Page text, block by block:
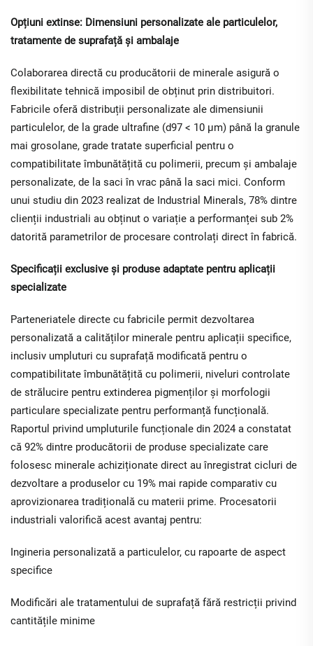
Opțiuni extinse: Dimensiuni personalizate ale particulelor,
tratamente de suprafață și ambalaje
Colaborarea directă cu producătorii de minerale asigură o
flexibilitate tehnică imposibil de obținut prin distribuitori.
Fabricile oferă distribuții personalizate ale dimensiunii
particulelor, de la grade ultrafine (d97 < 10 μm) până la granule
mai grosolane, grade tratate superficial pentru o
compatibilitate îmbunătățită cu polimerii, precum și ambalaje
personalizate, de la saci în vrac până la saci mici. Conform
unui studiu din 2023 realizat de Industrial Minerals, 78% dintre
clienții industriali au obținut o variație a performanței sub 2%
datorită parametrilor de procesare controlați direct în fabrică.
Specificații exclusive și produse adaptate pentru aplicații
specializate
Parteneriatele directe cu fabricile permit dezvoltarea
personalizată a calităților minerale pentru aplicații specifice,
inclusiv umpluturi cu suprafață modificată pentru o
compatibilitate îmbunătățită cu polimerii, niveluri controlate
de strălucire pentru extinderea pigmenților și morfologii
particulare specializate pentru performanță funcțională.
Raportul privind umpluturile funcționale din 2024 a constatat
că 92% dintre producătorii de produse specializate care
folosesc minerale achiziționate direct au înregistrat cicluri de
dezvoltare a produselor cu 19% mai rapide comparativ cu
aprovizionarea tradițională cu materii prime. Procesatorii
industriali valorifică acest avantaj pentru:
Ingineria personalizată a particulelor, cu rapoarte de aspect
specifice
Modificări ale tratamentului de suprafață fără restricții privind
cantitățile minime